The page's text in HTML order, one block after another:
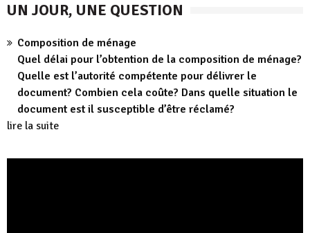
UN JOUR, UNE QUESTION
Composition de ménage
Quel délai pour l’obtention de la composition de ménage?
Quelle est l’autorité compétente pour délivrer le
document? Combien cela coûte? Dans quelle situation le
document est il susceptible d’être réclamé?
lire la suite